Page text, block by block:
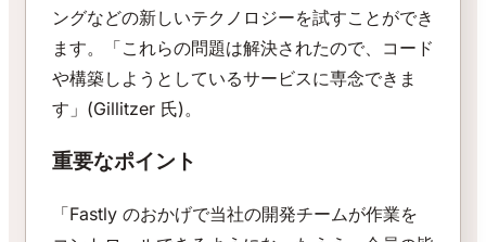
ングなどの新しいテクノロジーを試すことができ
ます。「これらの問題は解決されたので、コード
や構築しようとしているサービスに専念できま
す」(Gillitzer 氏)。
重要なポイント
「Fastly のおかげで当社の開発チームが作業を